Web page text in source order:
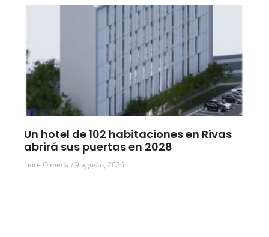
Un hotel de 102 habitaciones en Rivas
abrirá sus puertas en 2028
Leire Olmeda 9 agosto, 2026